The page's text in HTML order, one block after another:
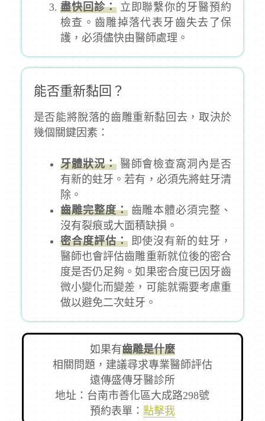
盡快回診：立即聯繫你的牙醫預約
檢查。齒雕掉落代表牙齒失去了保
護，必須儘快由醫師處理。
能否重新黏回？
是否能將脫落的齒雕重新黏回去，取決於
幾個關鍵因素：
牙體狀況：醫師會檢查窩洞內是否
有新的蛀牙。若有，必須先將蛀牙清
除。
齒雕完整度：齒雕本體必須完整、
沒有裂痕或大面積缺損。
密合度評估：即使沒有新的蛀牙，
醫師也會評估齒雕重新就位後的密合
度是否仍足夠。如果密合度已因牙齒
微小變化而變差，可能就需要考慮重
做以避免二次蛀牙。
如果有齒雕是什麼
相關問題，建議尋求專業醫師評估
遠傳盛傳牙醫診所
地址：台南市善化區大成路298號
預約表單： 點擊我